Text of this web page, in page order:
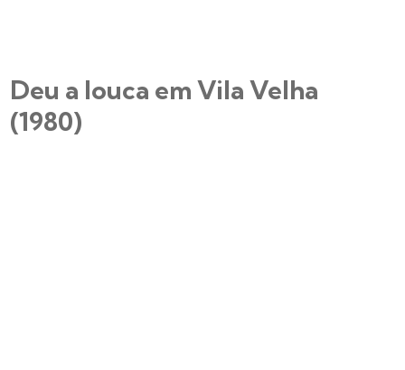
Deu a louca em Vila Velha
(1980)